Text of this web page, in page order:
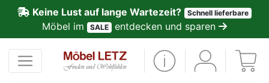
Keine Lust auf lange Wartezeit? Schnell lieferbare
Möbel im SALE entdecken und sparen
Kundenmeinungen
Anmelden